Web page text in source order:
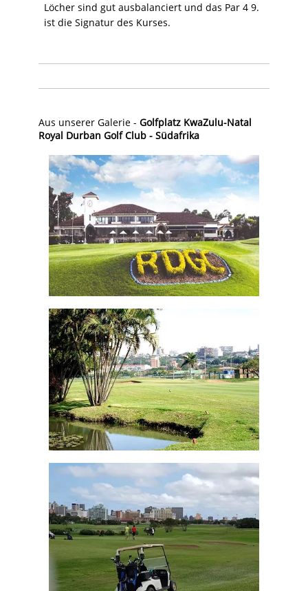
Löcher sind gut ausbalanciert und das Par 4 9.
ist die Signatur des Kurses.
Aus unserer Galerie - Golfplatz KwaZulu-Natal
Royal Durban Golf Club - Südafrika